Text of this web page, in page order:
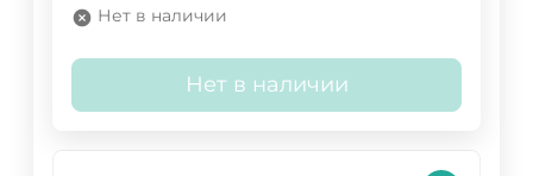
Нет в наличии
Нет в наличии